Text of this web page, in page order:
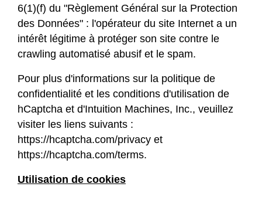
6(1)(f) du "Règlement Général sur la Protection
des Données" : l'opérateur du site Internet a un
intérêt légitime à protéger son site contre le
crawling automatisé abusif et le spam.
Pour plus d'informations sur la politique de
confidentialité et les conditions d'utilisation de
hCaptcha et d'Intuition Machines, Inc., veuillez
visiter les liens suivants :
https://hcaptcha.com/privacy et
https://hcaptcha.com/terms.
Utilisation de cookies